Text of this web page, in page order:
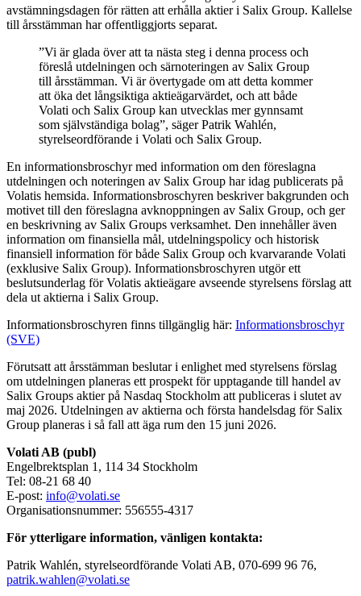
avstämningsdagen för rätten att erhålla aktier i Salix Group. Kallelse
till årsstämman har offentliggjorts separat.
”Vi är glada över att ta nästa steg i denna process och
föreslå utdelningen och särnoteringen av Salix Group
till årsstämman. Vi är övertygade om att detta kommer
att öka det långsiktiga aktieägarvärdet, och att både
Volati och Salix Group kan utvecklas mer gynnsamt
som självständiga bolag”, säger Patrik Wahlén,
styrelseordförande i Volati och Salix Group.
En informationsbroschyr med information om den föreslagna
utdelningen och noteringen av Salix Group har idag publicerats på
Volatis hemsida. Informationsbroschyren beskriver bakgrunden och
motivet till den föreslagna avknoppningen av Salix Group, och ger
en beskrivning av Salix Groups verksamhet. Den innehåller även
information om finansiella mål, utdelningspolicy och historisk
finansiell information för både Salix Group och kvarvarande Volati
(exklusive Salix Group). Informationsbroschyren utgör ett
beslutsunderlag för Volatis aktieägare avseende styrelsens förslag att
dela ut aktierna i Salix Group.
Informationsbroschyren finns tillgänglig här: Informationsbroschyr
(SVE)
Förutsatt att årsstämman beslutar i enlighet med styrelsens förslag
om utdelningen planeras ett prospekt för upptagande till handel av
Salix Groups aktier på Nasdaq Stockholm att publiceras i slutet av
maj 2026. Utdelningen av aktierna och första handelsdag för Salix
Group planeras i så fall att äga rum den 15 juni 2026.
Volati AB (publ)
Engelbrektsplan 1, 114 34 Stockholm
Tel: 08-21 68 40
E-post: info@volati.se
Organisationsnummer: 556555-4317
För ytterligare information, vänligen kontakta:
Patrik Wahlén, styrelseordförande Volati AB, 070-699 96 76,
patrik.wahlen@volati.se